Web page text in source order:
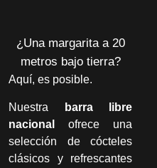
¿Una margarita a 20
metros bajo tierra?
Aquí, es posible.
Nuestra
barra libre
nacional
ofrece una
selección de cócteles
clásicos y refrescantes